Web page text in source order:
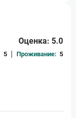
Оценка: 5.0
5 Проживание: 5